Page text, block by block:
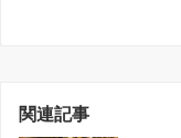
関連記事